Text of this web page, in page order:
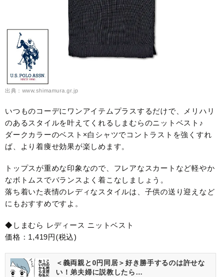
出典：www.shimamura.gr.jp
いつものコーデにワンアイテムプラスするだけで、メリハリ
のあるスタイルを叶えてくれるしまむらのニットベスト♪
ダークカラーのベスト×白シャツでコントラストを強くすれ
ば、より着痩せ効果が楽しめます。
トップスが重めな印象なので、フレアなスカートなど軽やか
なボトムスでバランスよく着こなしましょう。
落ち着いた表情のレディなスタイルは、子供の送り迎えなど
にもおすすめですよ。
◆しまむら レディース ニットベスト
価格：1,419円(税込)
＜義両親と0円同居＞好き勝手するのは許せな
い！弟夫婦に説教したら…